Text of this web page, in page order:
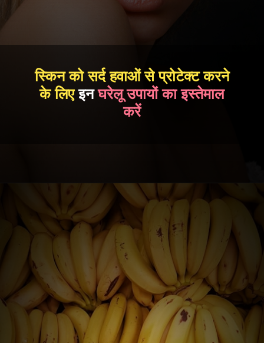
स्किन को सर्द हवाओं से प्रोटेक्ट करने
करें